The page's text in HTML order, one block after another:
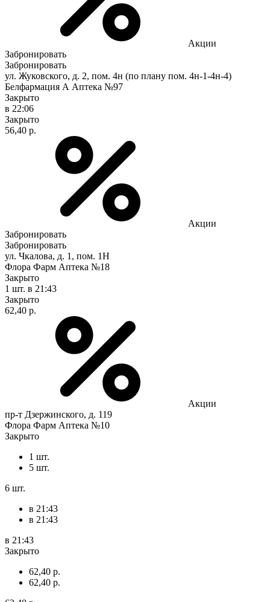
Акции
Забронировать
Забронировать
ул. Жуковского, д. 2, пом. 4н (по плану пом. 4н-1-4н-4)
Белфармация А Аптека №97
Закрыто
в 22:06
Закрыто
56,40 р.
Акции
Забронировать
Забронировать
ул. Чкалова, д. 1, пом. 1Н
Флора Фарм Аптека №18
Закрыто
1 шт. в 21:43
Закрыто
62,40 р.
Акции
пр-т Дзержинского, д. 119
Флора Фарм Аптека №10
Закрыто
1 шт.
5 шт.
6 шт.
в 21:43
в 21:43
в 21:43
Закрыто
62,40 р.
62,40 р.